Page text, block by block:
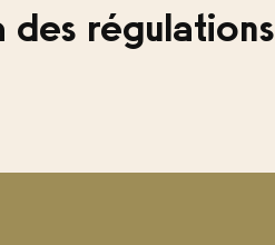
des régulations